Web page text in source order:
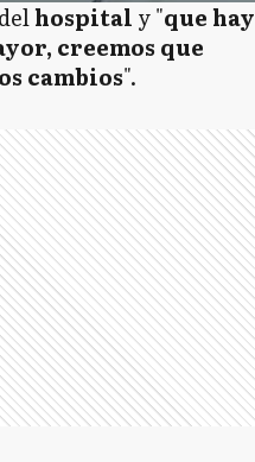
delhospital y "que hay
creemos que
cambios".